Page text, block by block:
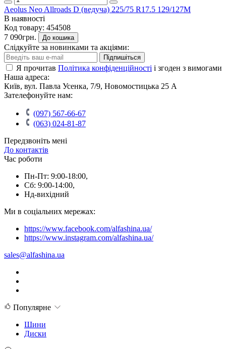
Aeolus Neo Allroads D (ведуча) 225/75 R17.5 129/127M
В наявності
Код товару: 454508
7 090грн.
До кошика
Слідкуйте за новинками та акціями:
Підпишіться
Я прочитав Політика конфіденційності і згоден з вимогами
Наша адреса:
Київ, вул. Павла Усенка, 7/9, Новомостицька 25 А
Зателефонуйте нам:
(097) 567-66-67
(063) 024-81-87
Передзвоніть мені
До контактів
Час роботи
Пн-Пт: 9:00-18:00,
Сб: 9:00-14:00,
Нд-вихідний
Ми в соціальних мережах:
https://www.facebook.com/alfashina.ua/
https://www.instagram.com/alfashina.ua/
sales@alfashina.ua
Популярне
Шини
Диски